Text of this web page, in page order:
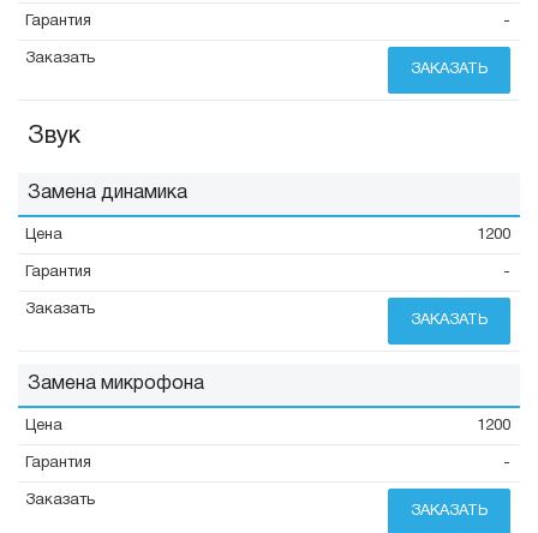
-
ЗАКАЗАТЬ
Звук
Замена динамика
1200
-
ЗАКАЗАТЬ
Замена микрофона
1200
-
ЗАКАЗАТЬ